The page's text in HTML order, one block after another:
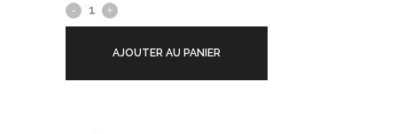
AJOUTER AU PANIER